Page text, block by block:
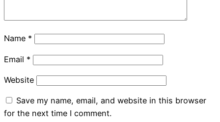
Name *
Email *
Website
Save my name, email, and website in this browser
for the next time I comment.